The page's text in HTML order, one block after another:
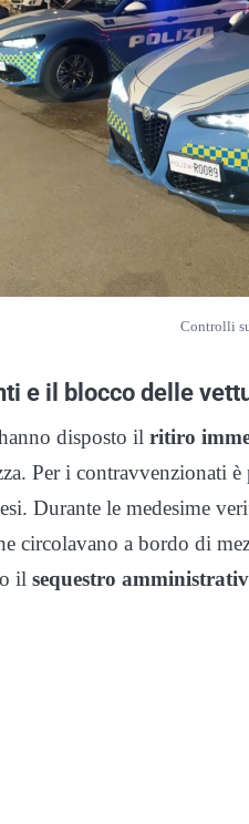
Controlli
e il blocco delle
disposto il ritiro
Per i contravvenzionati
Durante le medesime
circolavano a bordo di
il sequestro